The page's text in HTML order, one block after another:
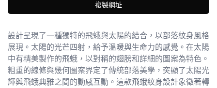
複製網址
設計呈現了一種獨特的飛蛾與太陽的結合，以部落紋身風格
展現。太陽的光芒四射，給予溫暖與生命力的感覺。在太陽
中有精美製作的飛蛾，以對稱的翅膀和詳細的圖案為特色。
粗重的線條與幾何圖案界定了傳統部落美學，突顯了太陽光
輝與飛蛾典雅之間的動感互動。這款飛蛾紋身設計象徵著轉